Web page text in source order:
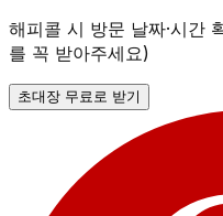
해피콜 시 방문 날짜·시간
를 꼭 받아주세요)
초대장 무료로 받기